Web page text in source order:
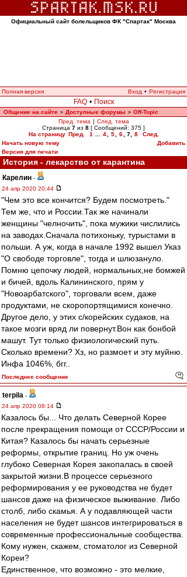
Официальный сайт болельщиков ФК "Спартак" Москва
Полная версия Вход • Регистрация
FAQ • Поиск
Общение на сайте » Доступные форумы » Off-Topic
Пред. тема | След. тема
Страница 7 из 8 [ Сообщений: 375 ]
На страницу Пред. 1 4 5 6 7, 8
След.
Начать новую тему
Добавить
Версия для печати
История - лекарство от карантина
Карелин -
24 апр 2020 20:44
"Чем это все кончится? Будем посмотреть."
Тем же, что и России.Так же начинали
женщины "челночить", пока мужики числились
на заводах.Сначала потихоньку, турыстами в
польши. А уж, когда в начале 1992 вышел Указ
"О свободе торговле", тогда и шлюзануло.
Помню цепочку людей, нормальных,не бомжей
и бичей, вдоль Калининского, прям у
"Новоарбатского", торговали всем, даже
продуктами, не скоропортящимися конечно.
Другое дело, у этих с/корейских судаков, на
такое мозги вряд ли повернут.Вон как бонбой
машут. Тут только физиологический путь.
Сколько времени? Хз, но размоет и эту муйню.
Инфа 1046%, бгг..
Последнее сообщение
terpila -
24 апр 2020 08:14
Казалось бы... Что делать Северной Корее
после прекращения помощи от СССР/России и
Китая? Казалось бы начать серьезные
реформы, открытие границ. Но уж очень
глубоко Северная Корея закопалась в своей
закрытой жизни.В процессе серьезного
реформирования у ее руководства не будет
шансов даже на физическое выживание. Либо
столб, либо скамья. А у подавляющей части
населения не будет шансов интегрироваться в
современные профессиональные сообщества.
Кому нужен, скажем, стоматолог из Северной
Кореи?
Единственное, что возможно - это мелкие,